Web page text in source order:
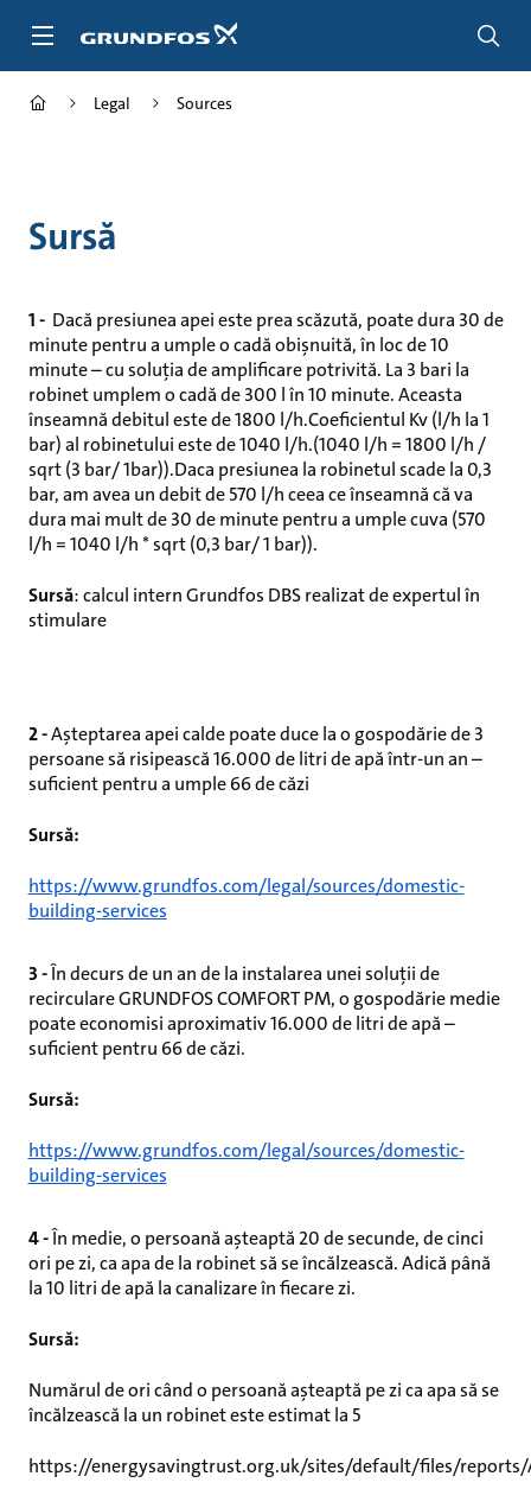
Legal Sources
Sursă
1 -Dacă presiunea apei este prea scăzută, poate dura 30 de
minute pentru a umple o cadă obișnuită, în loc de 10
minute – cu soluția de amplificare potrivită. La 3 bari la
robinet umplem o cadă de 300 l în 10 minute. Aceasta
înseamnă debitul este de 1800 l/h.Coeficientul Kv (l/h la 1
bar) al robinetului este de 1040 l/h.(1040 l/h = 1800 l/h /
sqrt (3 bar/ 1bar)).Daca presiunea la robinetul scade la 0,3
bar, am avea un debit de 570 l/h ceea ce înseamnă că va
dura mai mult de 30 de minute pentru a umple cuva (570
l/h = 1040 l/h * sqrt (0,3 bar/ 1 bar)).
Sursă: calcul intern Grundfos DBS realizat de expertul în
stimulare
2 -Așteptarea apei calde poate duce la o gospodărie de 3
persoane să risipească 16.000 de litri de apă într-un an –
suficient pentru a umple 66 de căzi
Sursă:
https://www.grundfos.com/legal/sources/domestic-
building-services
3 -În decurs de un an de la instalarea unei soluții de
recirculare GRUNDFOS COMFORT PM, o gospodărie medie
poate economisi aproximativ 16.000 de litri de apă –
suficient pentru 66 de căzi.
Sursă:
https://www.grundfos.com/legal/sources/domestic-
building-services
4 -În medie, o persoană așteaptă 20 de secunde, de cinci
ori pe zi, ca apa de la robinet să se încălzească. Adică până
la 10 litri de apă la canalizare în fiecare zi.
Sursă:
Numărul de ori când o persoană așteaptă pe zi ca apa să se
încălzească la un robinet este estimat la 5
https://energysavingtrust.org.uk/sites/default/files/